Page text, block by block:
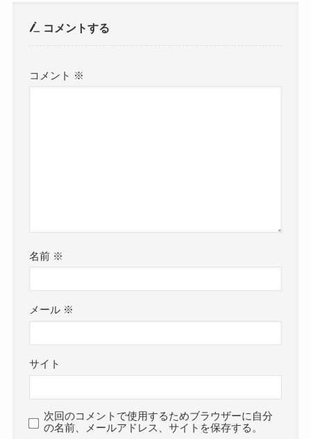
コメントする
コメント ※
名前 ※
メール ※
サイト
次回のコメントで使用するためブラウザーに自分
の名前、メールアドレス、サイトを保存する。